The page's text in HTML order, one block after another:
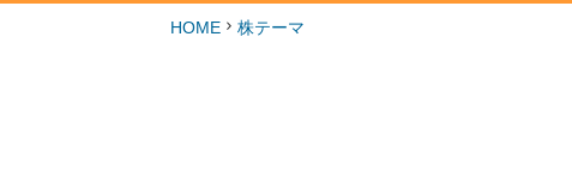
7月29日
HOME 株テーマ